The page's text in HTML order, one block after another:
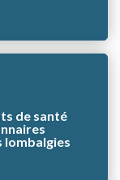
de santé
lombalgies